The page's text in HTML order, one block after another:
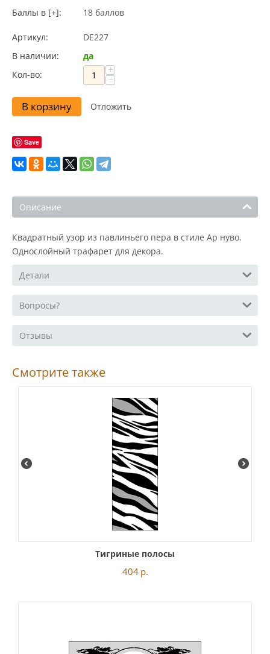
Баллы в [+]:
18 баллов
Артикул:
DE227
В наличии:
да
Кол-во:
+
−
В корзину Отложить
Save
Описание
Квадратный узор из павлиньего пера в стиле Ар нуво.
Однослойный трафарет для декора.
Детали
Вопросы?
Отзывы
Смотрите также
Тигриные полосы
404 р.